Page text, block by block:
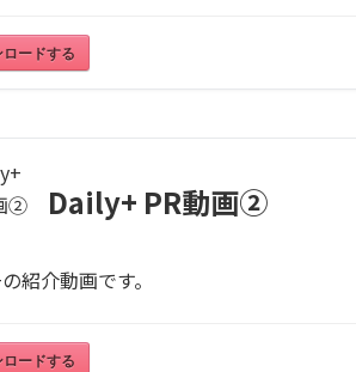
ードする
Daily+ PR動画②
紹介動画です。
ードする